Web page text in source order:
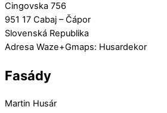
Cingovska 756
951 17 Cabaj – Čápor
Slovenská Republika
Adresa Waze+Gmaps: Husardekor
Fasády
Martin Husár